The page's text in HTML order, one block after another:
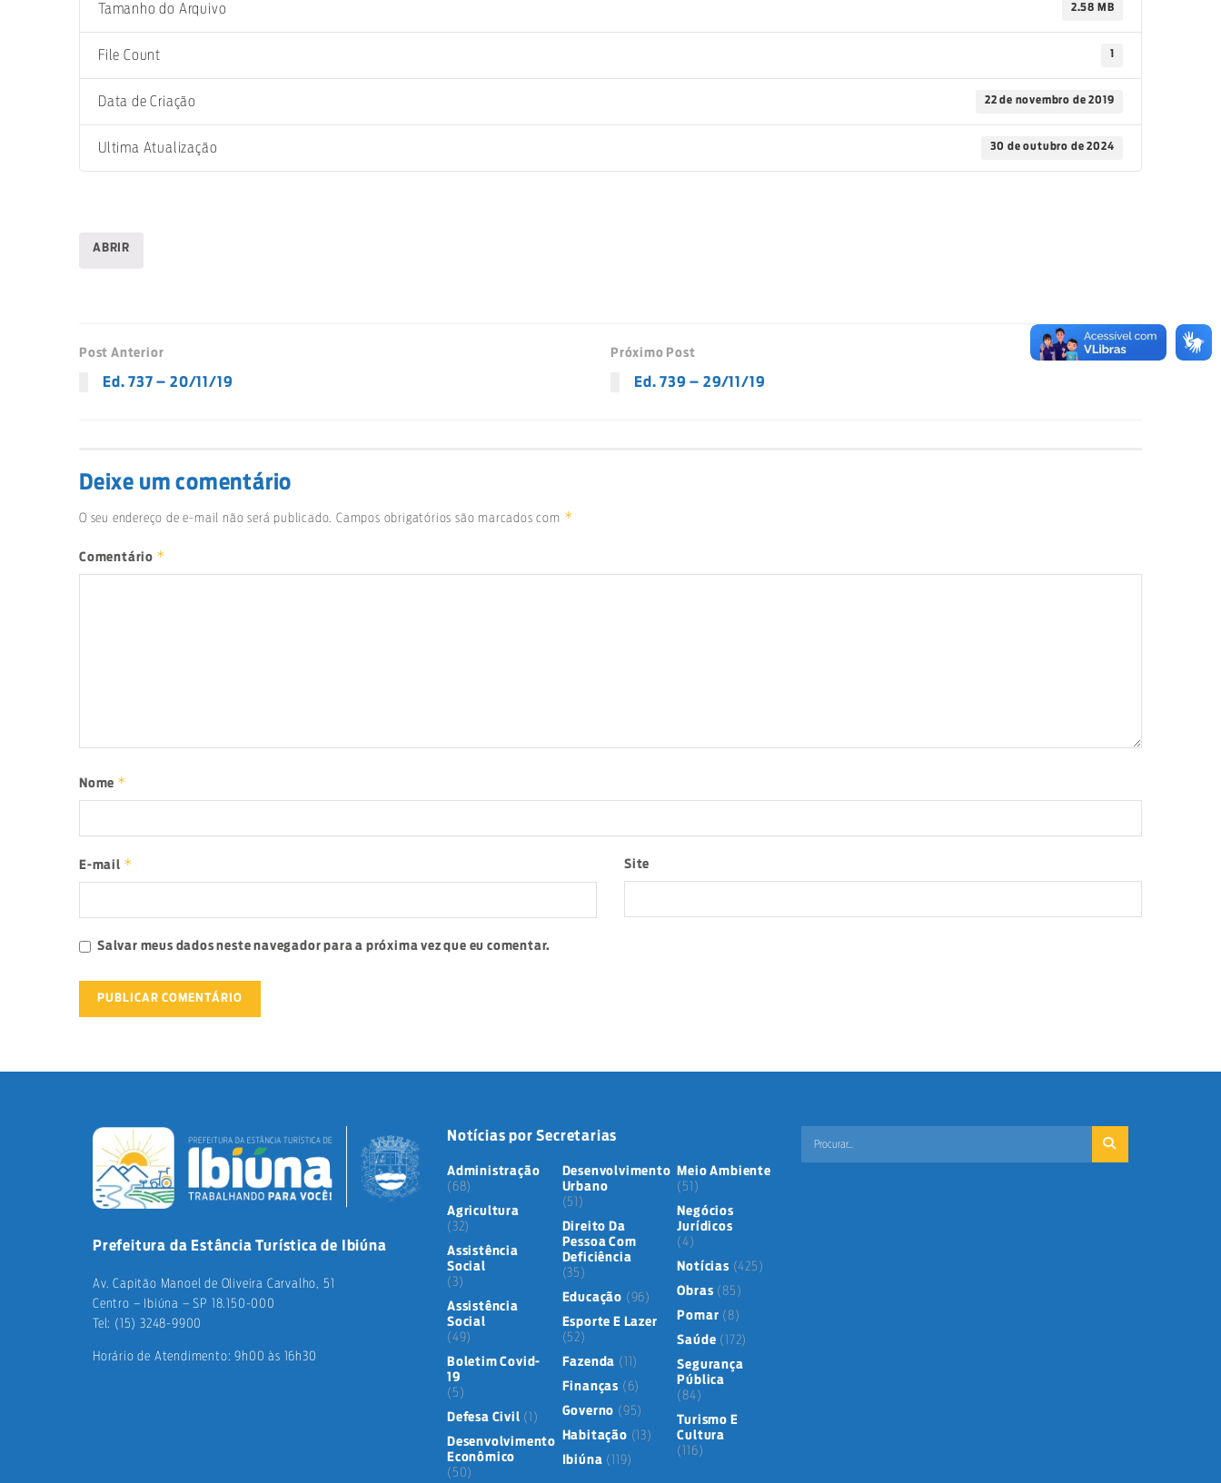
Tamanho do Arquivo 2.58 MB
File Count 1
Data de Criação 22 de novembro de 2019
Ultima Atualização 30 de outubro de 2024
ABRIR
Post Anterior
Ed. 737 – 20/11/19
Próximo Post
Ed. 739 – 29/11/19
Deixe um comentário
O seu endereço de e-mail não será publicado. Campos obrigatórios são marcados com *
Comentário *
Nome *
E-mail * Site
Salvar meus dados neste navegador para a próxima vez que eu comentar.
Prefeitura da Estância Turística de Ibiúna
Av. Capitão Manoel de Oliveira Carvalho, 51
Centro – Ibiúna – SP 18.150-000
Tel: (15) 3248-9900
Horário de Atendimento: 9h00 às 16h30
Notícias por Secretarias
Administração
(68)
Agricultura
(32)
Assistência
Social
(3)
Assistência
Social
(49)
Boletim Covid-
19
(5)
Defesa Civil (1)
Desenvolvimento
Econômico
(50)
Desenvolvimento
Urbano
(51)
Direito Da
Pessoa Com
Deficiência
(35)
Educação (96)
Esporte E Lazer
(52)
Fazenda (11)
Finanças (6)
Governo (95)
Habitação (13)
Ibiúna (119)
Meio Ambiente
(51)
Negócios
Jurídicos
(4)
Notícias (425)
Obras (85)
Pomar (8)
Saúde (172)
Segurança
Pública
(84)
Turismo E
Cultura
(116)